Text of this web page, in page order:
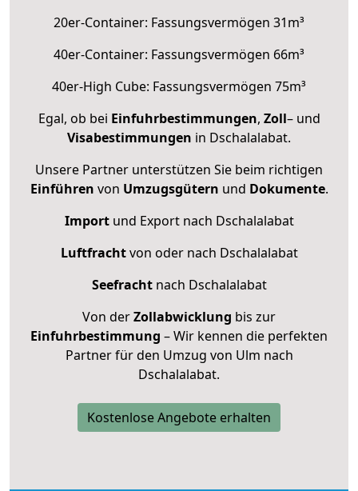
20er-Container: Fassungsvermögen 31m³
40er-Container: Fassungsvermögen 66m³
40er-High Cube: Fassungsvermögen 75m³
Egal, ob bei Einfuhrbestimmungen, Zoll– und
Visabestimmungen in Dschalalabat.
Unsere Partner unterstützen Sie beim richtigen
Einführen von Umzugsgütern und Dokumente.
Importund Export nach Dschalalabat
Luftfrachtvon oder nach Dschalalabat
Seefrachtnach Dschalalabat
Von derZollabwicklung bis zur
Einfuhrbestimmung – Wir kennen die perfekten
Partner für den Umzug von Ulm nach
Dschalalabat.
Kostenlose Angebote erhalten